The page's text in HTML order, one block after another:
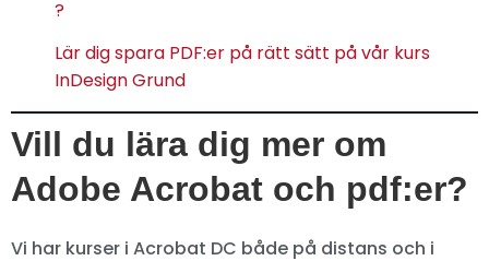
?
Lär dig spara PDF:er på rätt sätt på vår kurs
InDesign Grund
Vill du lära dig mer om
Adobe Acrobat och pdf:er?
Vi har kurser i Acrobat DC både på distans och i